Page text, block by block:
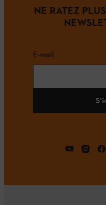
NE RATEZ
E-mail